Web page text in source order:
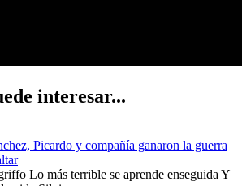
interesar...
Picardo y compañía ganaron la guerra
Lo más terrible se aprende enseguida Y